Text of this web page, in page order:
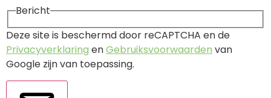
Bericht
Deze site is beschermd door reCAPTCHA en de
Privacyverklaring enGebruiksvoorwaarden van
Google zijn van toepassing.